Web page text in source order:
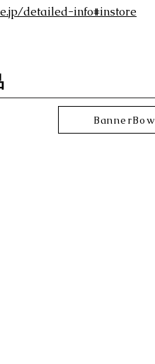
detailed-info#instore
BannerBow